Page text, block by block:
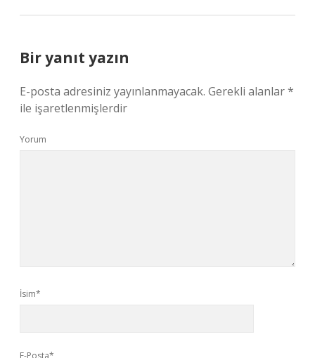
Bir yanıt yazın
E-posta adresiniz yayınlanmayacak. Gerekli alanlar*
ile işaretlenmişlerdir
Yorum
İsim*
E-Posta*